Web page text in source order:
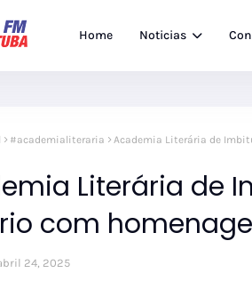
Home Noticias
#academialiteraria Academia Literária de
Literária de
com
24, 2025